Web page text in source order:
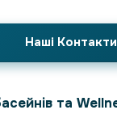
Наші Контакти
та